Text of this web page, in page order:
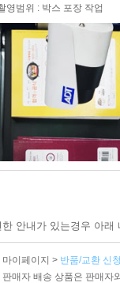
영범위 : 박스 포장 작업
안내가 있는경우 아
마이페이지 > 반품/교환 신
판매자 배송 상품은 판매자